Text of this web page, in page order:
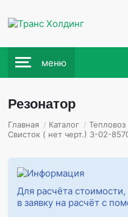
меню
Резонатор
Главная / Каталог /
Свисток ( нет черт.) 3-02-
Для расчёта
в заявку на расчёт с